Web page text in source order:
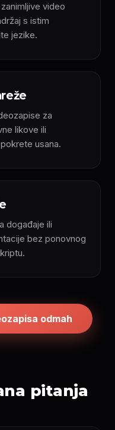
video
s istim
jezike.
za
likove ili
usana.
događaje ili
bez ponovnog
odmah
pitanja